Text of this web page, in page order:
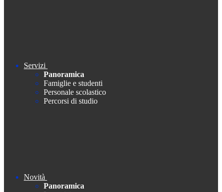
Servizi
Panoramica
Famiglie e studenti
Personale scolastico
Percorsi di studio
Novità
Panoramica